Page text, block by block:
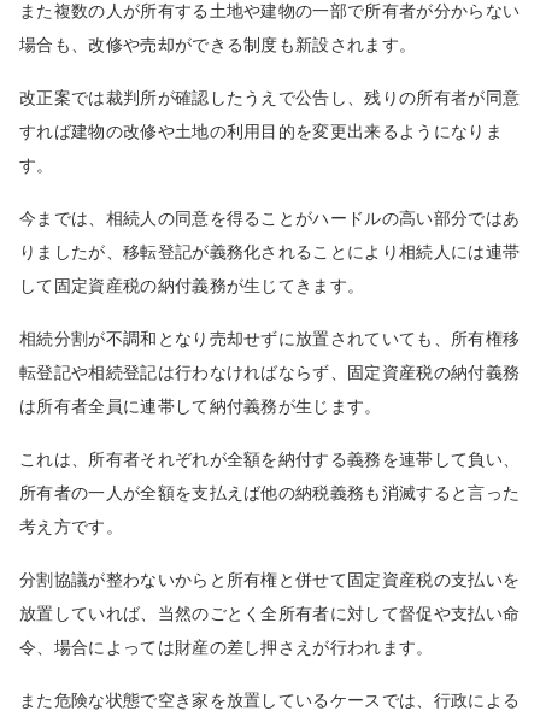
また複数の人が所有する土地や建物の一部で所有者が分からない
場合も、改修や売却ができる制度も新設されます。
改正案では裁判所が確認したうえで公告し、残りの所有者が同意
すれば建物の改修や土地の利用目的を変更出来るようになりま
す。
今までは、相続人の同意を得ることがハードルの高い部分ではあ
りましたが、移転登記が義務化されることにより相続人には連帯
して固定資産税の納付義務が生じてきます。
相続分割が不調和となり売却せずに放置されていても、所有権移
転登記や相続登記は行わなければならず、固定資産税の納付義務
は所有者全員に連帯して納付義務が生じます。
これは、所有者それぞれが全額を納付する義務を連帯して負い、
所有者の一人が全額を支払えば他の納税義務も消滅すると言った
考え方です。
分割協議が整わないからと所有権と併せて固定資産税の支払いを
放置していれば、当然のごとく全所有者に対して督促や支払い命
令、場合によっては財産の差し押さえが行われます。
また危険な状態で空き家を放置しているケースでは、行政による